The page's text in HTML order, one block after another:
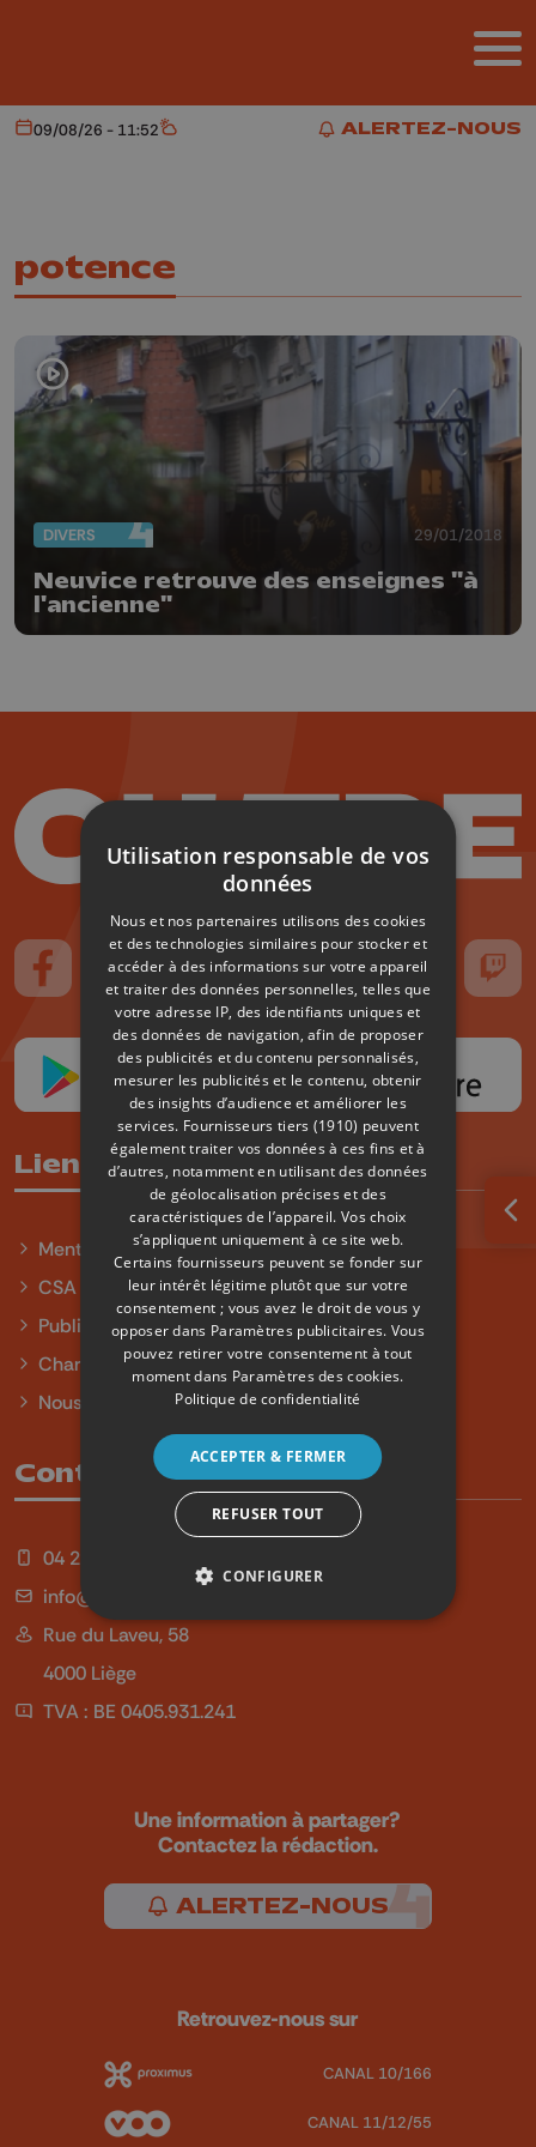
ALERTEZ-NOUS
ALERTEZ-NOUS
Aujourd'hui
09/08/26 - 11:52 Météo
potence
DIVERS 29/01/2018
Neuvice retrouve des enseignes "à
l'ancienne"
Suivez-nous sur FaceBook
Suivez-nous sur Instagram
Suivez-nous sur TikTokSuivez-nous sur YouTube
Suivez-nous
Liens utiles
Mentions légales
CSA
Publicité
Charte sur l'égalité et la diversité
Nous contacter
Contact
04 254 99 99
info@qu4tre.be
Rue du Laveu, 58
4000 Liège
TVA : BE 0405.931.241
Une information à partager?
Contactez la rédaction.
ALERTEZ-NOUS
Retrouvez-nous sur
CANAL 10/166
CANAL 11/12/55
Utilisation responsable de vos
données
Nous et nos partenaires utilisons des cookies
et des technologies similaires pour stocker et
accéder à des informations sur votre appareil
et traiter des données personnelles, telles que
votre adresse IP, des identifiants uniques et
des données de navigation, afin de proposer
des publicités et du contenu personnalisés,
mesurer les publicités et le contenu, obtenir
des insights d’audience et améliorer les
services. Fournisseurs tiers (1910) peuvent
également traiter vos données à ces fins et à
d’autres, notamment en utilisant des données
de géolocalisation précises et des
caractéristiques de l’appareil. Vos choix
s’appliquent uniquement à ce site web.
Certains fournisseurs peuvent se fonder sur
leur intérêt légitime plutôt que sur votre
consentement ; vous avez le droit de vous y
opposer dans Paramètres publicitaires. Vous
pouvez retirer votre consentement à tout
moment dans Paramètres des cookies.
Politique de confidentialité
ACCEPTER & FERMER
REFUSER TOUT
CONFIGURER